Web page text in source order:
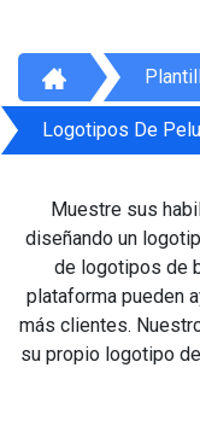
Logotipos De
Muestre sus
diseñando un
de logotipos de
plataforma pueden
más clientes.
su propio logotipo